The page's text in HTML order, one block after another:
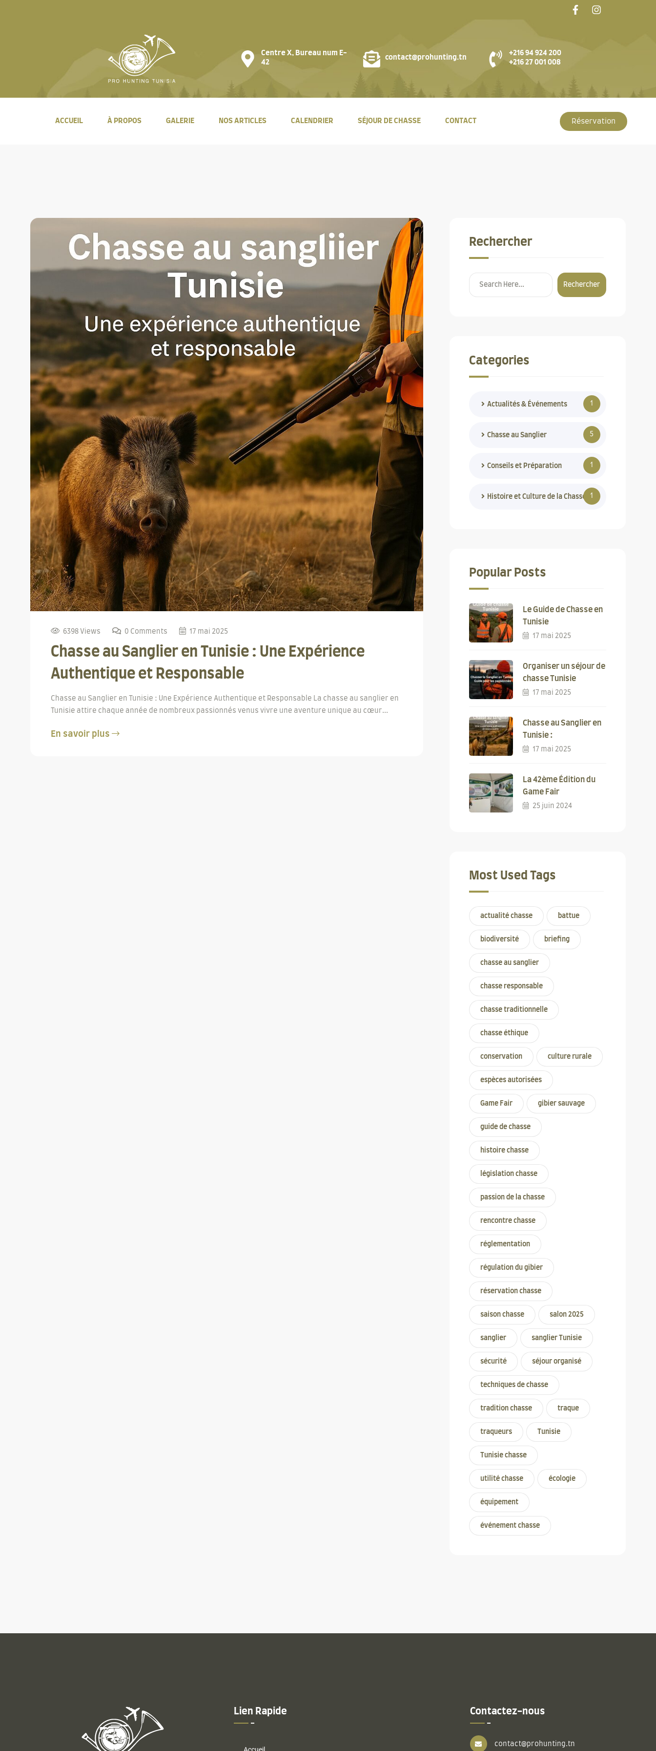
Centre X, Bureau num E-
42
contact@prohunting.tn
+216 94 924 200
+216 27 001 008
ACCUEIL À PROPOS GALERIE NOS ARTICLES CALENDRIER SÉJOUR DE CHASSE CONTACT Réservation
6398 Views 0 Comments 17 mai 2025
Chasse au Sanglier en Tunisie : Une Expérience
Authentique et Responsable
Chasse au Sanglier en Tunisie : Une Expérience Authentique et Responsable La chasse au sanglier en
Tunisie attire chaque année de nombreux passionnés venus vivre une aventure unique au cœur...
En savoir plus
Rechercher
Rechercher
Categories
Actualités & Événements 1
Chasse au Sanglier 5
Conseils et Préparation 1
Histoire et Culture de la Chasse 1
Popular Posts
Le Guide de Chasse en
Tunisie
17 mai 2025
Organiser un séjour de
chasse Tunisie
17 mai 2025
Chasse au Sanglier en
Tunisie :
17 mai 2025
La 42ème Édition du
Game Fair
25 juin 2024
Most Used Tags
actualité chasse battue
biodiversité briefing
chasse au sanglier
chasse responsable
chasse traditionnelle
chasse éthique
conservation culture rurale
espèces autorisées
Game Fair gibier sauvage
guide de chasse
histoire chasse
législation chasse
passion de la chasse
rencontre chasse
réglementation
régulation du gibier
réservation chasse
saison chasse salon 2025
sanglier sanglier Tunisie
sécurité séjour organisé
techniques de chasse
tradition chasse traque
traqueurs Tunisie
Tunisie chasse
utilité chasse écologie
équipement
événement chasse
Lien Rapide Contactez-nous
contact@prohunting.tn